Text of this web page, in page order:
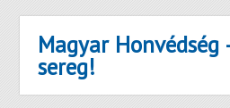
Magyar Honvédség
sereg!